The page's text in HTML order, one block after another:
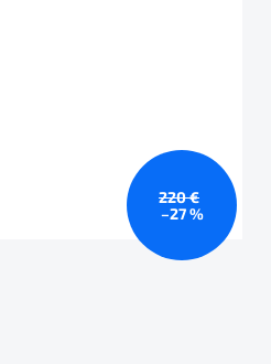
220 €
–27 %